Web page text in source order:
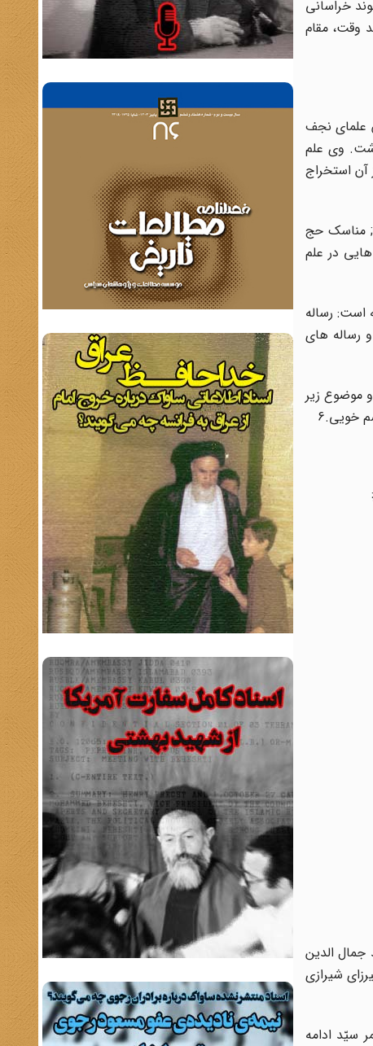
خراسانى
وقت، مقام
علماى نجف
وى علم
آن استخراج
مناسک حج
در علم
است: رساله
رساله هاى
موضوع زیر
خویى.6
جمال الدین
شیرازى
سیّد ادامه